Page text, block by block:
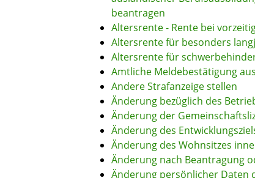
beantragen
Altersrente - Rente bei
Altersrente für besonders
Altersrente für
Amtliche Meldebestätigung
Andere Strafanzeige stellen
Änderung bezüglich des
Änderung der
Änderung des
Änderung des Wohnsitzes
Änderung nach Beantragung
Änderung persönlicher Daten